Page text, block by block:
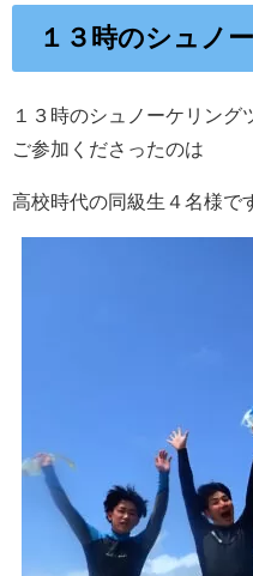
１３時のシュノ
１３時のシュノーケリング
ご参加くださったのは
高校時代の同級生４名様で